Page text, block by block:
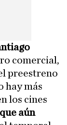
comercial,
preestreno
hay más
los cines
aún